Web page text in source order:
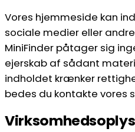
Vores hjemmeside kan
sociale medier eller
MiniFinder påtager sig
ejerskab af sådant
indholdet krænker
bedes du kontakte vores